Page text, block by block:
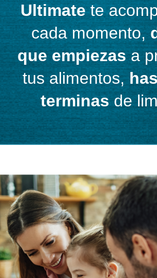
Ultimatete
cada momento,
que empiezasa
tus alimentos,
terminasde